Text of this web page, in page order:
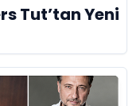
Tut’tan Yeni